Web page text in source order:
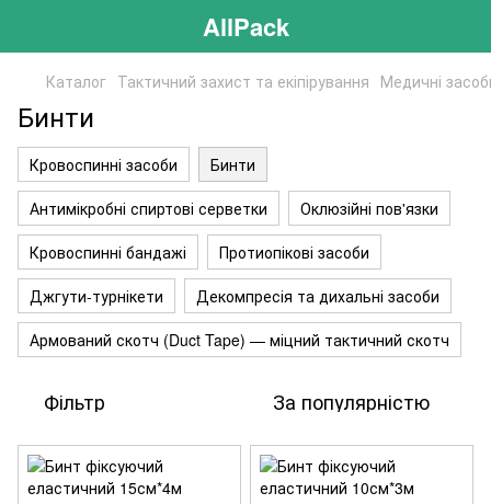
AllPack
Каталог Тактичний захист та екіпірування Медичні
Бинти
Кровоспинні засоби
Бинти
Антимікробні спиртові серветки
Оклюзійні пов'язки
Кровоспинні бандажі
Протиопікові засоби
Джгути-турнікети
Декомпресія та дихальні засоби
Армований скотч (Duct Tape) — міцний тактичний скотч
Фільтр За популярністю